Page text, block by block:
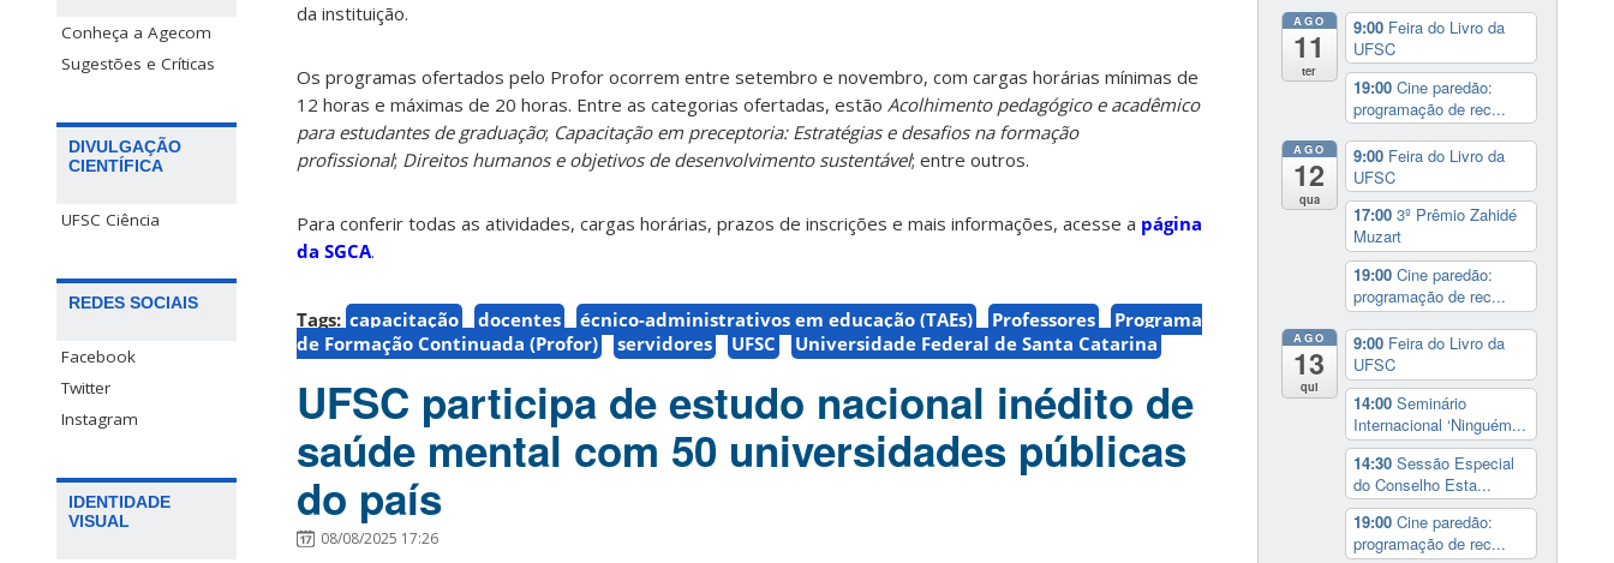
Conheça a Agecom
Sugestões e Críticas
DIVULGAÇÃO
CIENTÍFICA
UFSC Ciência
REDES SOCIAIS
Facebook
Twitter
Instagram
IDENTIDADE
VISUAL
da instituição.
Os programas ofertados pelo Profor ocorrem entre setembro e novembro, com cargas horárias mínimas de
12 horas e máximas de 20 horas. Entre as categorias ofertadas, estão Acolhimento pedagógico e acadêmico
para estudantes de graduação; Capacitação em preceptoria: Estratégias e desafios na formação
profissional; Direitos humanos e objetivos de desenvolvimento sustentável; entre outros.
Para conferir todas as atividades, cargas horárias, prazos de inscrições e mais informações, acesse a página
da SGCA.
Tags: capacitação docentes écnico-administrativos em educação (TAEs) Professores
Programa
de Formação Continuada (Profor)
servidores UFSC Universidade Federal de Santa Catarina
UFSC participa de estudo nacional inédito de
saúde mental com 50 universidades públicas
do país
08/08/2025 17:26
AGO
11
ter
9:00 Feira do Livro da
UFSC
19:00 Cine paredão:
programação de rec...
AGO
12
qua
9:00 Feira do Livro da
UFSC
17:00 3º Prêmio Zahidé
Muzart
19:00 Cine paredão:
programação de rec...
AGO
13
qui
9:00 Feira do Livro da
UFSC
14:00 Seminário
Internacional ‘Ninguém...
14:30 Sessão Especial
do Conselho Esta...
19:00 Cine paredão:
programação de rec...